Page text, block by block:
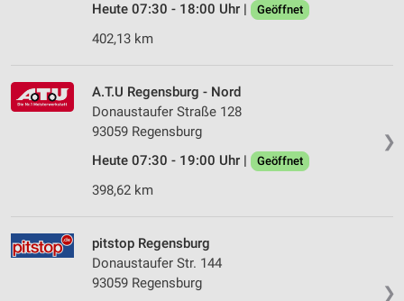
Heute 07:30 - 18:00 Uhr |
Geöffnet
402,13 km
❯
A.T.U Regensburg - Nord
Donaustaufer Straße 128
93059 Regensburg
Heute 07:30 - 19:00 Uhr |
Geöffnet
398,62 km
❯
pitstop Regensburg
Donaustaufer Str. 144
93059 Regensburg